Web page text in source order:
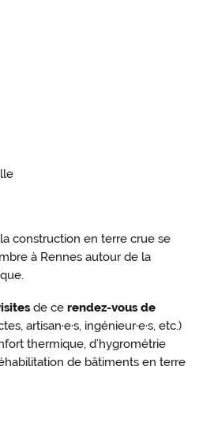
construction en terre crue se
à Rennes autour de la
de ce rendez-vous de
artisan·e·s, ingénieur·e·s, etc.)
thermique, d’hygrométrie
de bâtiments en terre